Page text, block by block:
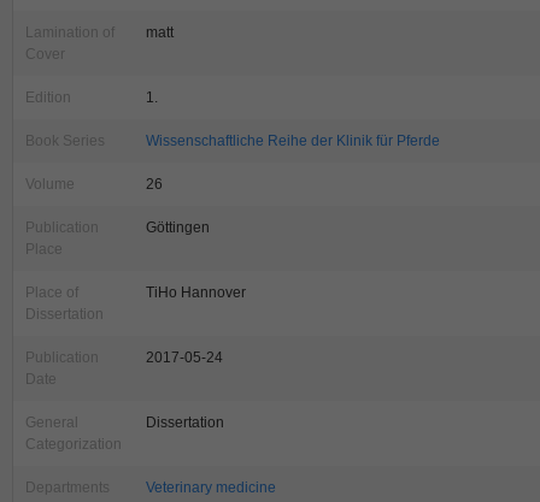
Lamination of
Cover
matt
Edition 1.
Book Series Wissenschaftliche Reihe der Klinik für Pferde
Volume 26
Publication
Place
Göttingen
Place of
Dissertation
TiHo Hannover
Publication
Date
2017-05-24
General
Categorization
Dissertation
Departments Veterinary medicine